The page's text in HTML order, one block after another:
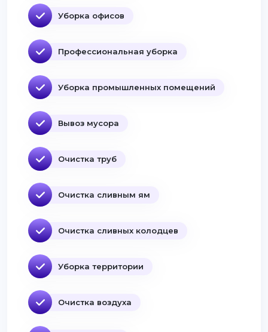
Уборка офисов
Профессиональная уборка
Уборка промышленных помещений
Вывоз мусора
Очистка труб
Очистка сливным ям
Очистка сливных колодцев
Уборка территории
Очистка воздуха